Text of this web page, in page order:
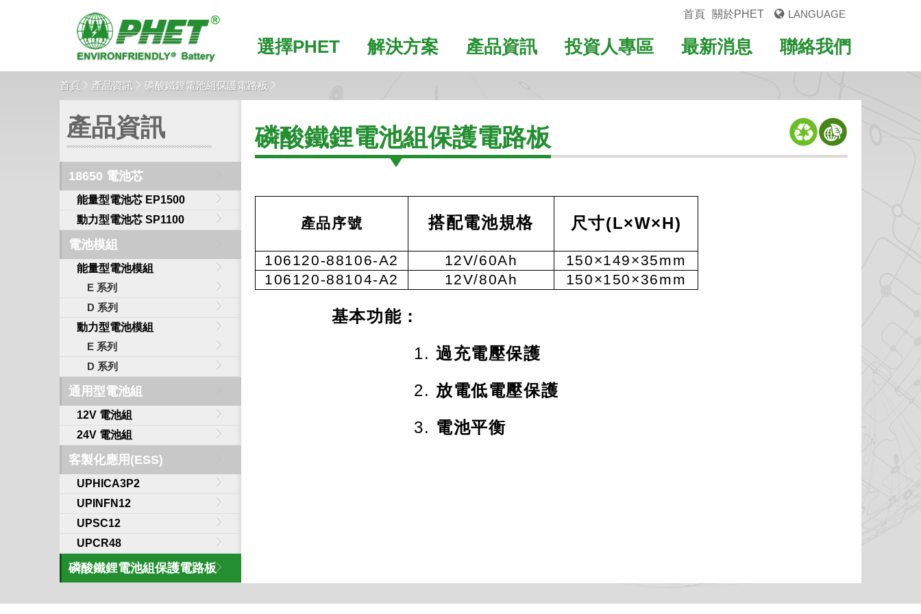
選擇PHET 解決方案 產品資訊 投資人專區 最新消息 聯絡我們
首頁 關於PHET LANGUAGE
首頁 產品資訊 磷酸鐵鋰電池組保護電路板
產品資訊
18650 電池芯
能量型電池芯 EP1500
動力型電池芯 SP1100
電池模組
能量型電池模組
E 系列
D 系列
動力型電池模組
E 系列
D 系列
通用型電池組
12V 電池組
24V 電池組
客製化應用(ESS)
UPHICA3P2
UPINFN12
UPSC12
UPCR48
磷酸鐵鋰電池組保護電路板
磷酸鐵鋰電池組保護電路板
產品序號 搭配電池規格 尺寸(L×W×H)
106120-88106-A2 12V/60Ah 150×149×35mm
106120-88104-A2
12V/80Ah 150×150×36mm
基本功能：
1. 過充電壓保護
2. 放電低電壓保護
3. 電池平衡